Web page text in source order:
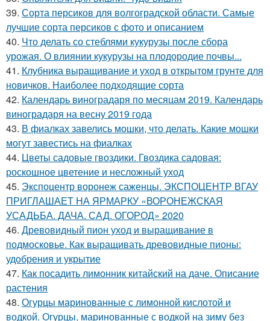
39. Сорта персиков для волгоградской области. Самые
лучшие сорта персиков с фото и описанием
40. Что делать со стеблями кукурузы после сбора
урожая. О влиянии кукурузы на плодородие почвы...
41. Клубника выращивание и уход в открытом грунте для
новичков. Наиболее подходящие сорта
42. Календарь виноградаря по месяцам 2019. Календарь
виноградаря на весну 2019 года
43. В фиалках завелись мошки, что делать. Какие мошки
могут завестись на фиалках
44. Цветы садовые гвоздики. Гвоздика садовая:
роскошное цветение и несложный уход
45. Экспоцентр воронеж саженцы. ЭКСПОЦЕНТР ВГАУ
ПРИГЛАШАЕТ НА ЯРМАРКУ «ВОРОНЕЖСКАЯ
УСАДЬБА. ДАЧА. САД. ОГОРОД» 2020
46. Древовидный пион уход и выращивание в
подмосковье. Как выращивать древовидные пионы:
удобрения и укрытие
47. Как посадить лимонник китайский на даче. Описание
растения
48. Огурцы маринованные с лимонной кислотой и
водкой. Огурцы, маринованные с водкой на зиму без